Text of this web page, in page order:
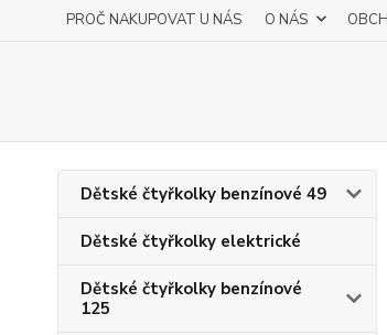
PROČ NAKUPOVAT U NÁS O NÁS
Dětské čtyřkolky benzínové 49
Dětské čtyřkolky elektrické
Dětské čtyřkolky benzínové
125